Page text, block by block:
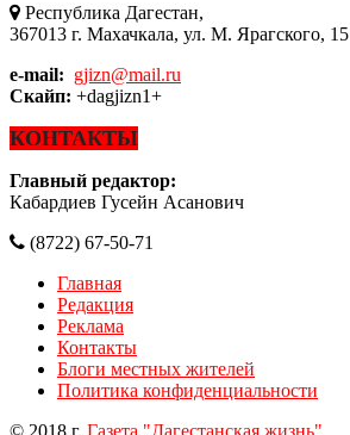
Республика Дагестан,
367013 г. Махачкала, ул. М. Ярагского, 15
e-mail: gjizn@mail.ru
Скайп: +dagjizn1+
КОНТАКТЫ
Главный редактор:
Кабардиев Гусейн Асанович
(8722) 67-50-71
Главная
Редакция
Реклама
Контакты
Блоги местных жителей
Политика конфиденциальности
© 2018 г. Газета "Дагестанская жизнь"